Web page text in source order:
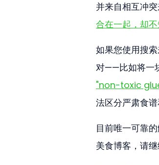
并来自相互冲
合在一起，却不
如果您使用搜
对——比如将一
"non-toxic
法区分严肃食
目前唯一可靠
美食博客，请继